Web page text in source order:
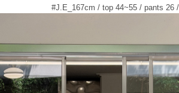
#J.E_167cm / top 44~55 / pants 26